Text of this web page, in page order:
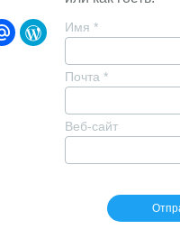
Имя *
Почта *
Веб-сайт